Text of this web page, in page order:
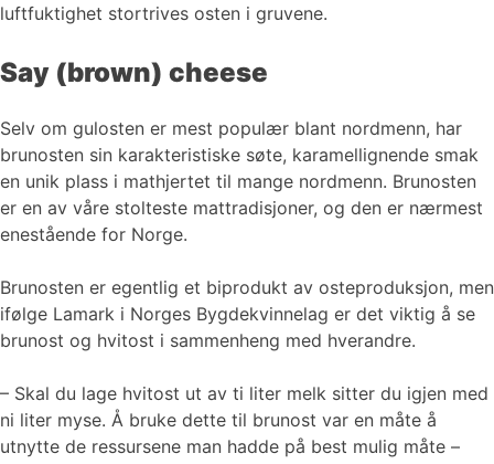
luftfuktighet stortrives osten i gruvene.
Say (brown) cheese
Selv om gulosten er mest populær blant nordmenn, har
brunosten sin karakteristiske søte, karamellignende smak
en unik plass i mathjertet til mange nordmenn. Brunosten
er en av våre stolteste mattradisjoner, og den er nærmest
enestående for Norge.
Brunosten er egentlig et biprodukt av osteproduksjon, men
ifølge Lamark i Norges Bygdekvinnelag er det viktig å se
brunost og hvitost i sammenheng med hverandre.
– Skal du lage hvitost ut av ti liter melk sitter du igjen med
ni liter myse. Å bruke dette til brunost var en måte å
utnytte de ressursene man hadde på best mulig måte –